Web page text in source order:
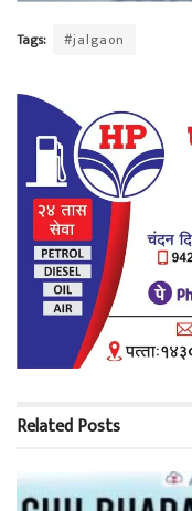
Tags: #jalgaon
RelatedPosts